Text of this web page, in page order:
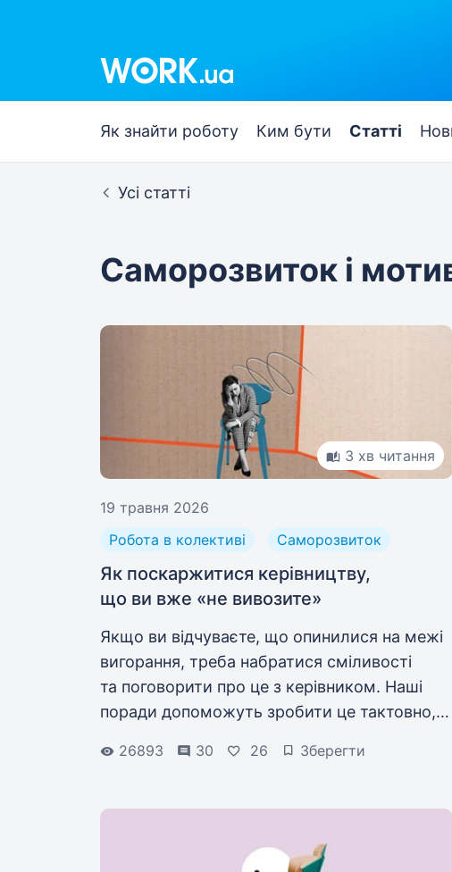
Як знайти роботу Ким бути Статті
Усі статті
Саморозвиток і
3 хв читання
19 травня 2026
Робота в колективі
Саморозвиток
Як поскаржитися керівництву,
що ви вже «не вивозите»
Якщо ви відчуваєте, що опинилися на межі
вигорання, треба набратися сміливості
та поговорити про це з керівником. Наші
поради допоможуть зробити це тактовно,
26893 30 26 Зберегти